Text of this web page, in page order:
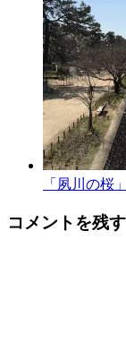
「夙川の桜」
コメントを残す